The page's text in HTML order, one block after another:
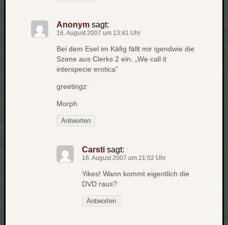
Anonym sagt:
16. August 2007 um 13:41 Uhr
Bei dem Esel im Käfig fällt mir igendwie die
Szene aus Clerks 2 ein. „We call it
interspecie erotica“
greetingz
Morph
Antworten
Carsti sagt:
16. August 2007 um 21:02 Uhr
Yikes! Wann kommt eigentlich die
DVD raus?
Antworten